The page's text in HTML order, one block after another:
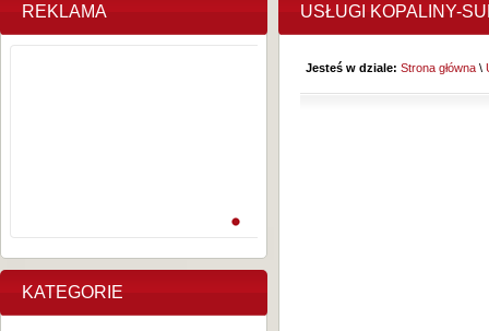
REKLAMA
KATEGORIE
USŁUGI KOPALINY-
Jesteś w dziale: Strona główna \